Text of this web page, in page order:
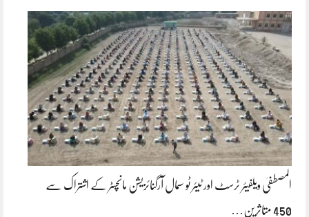
المصطفیٰ ویلفیئر ٹرسٹ اور ٹیئر ٹو سمال آرگنائزیشن مانچسٹر کے اشتراک سے
450 متاثرین…